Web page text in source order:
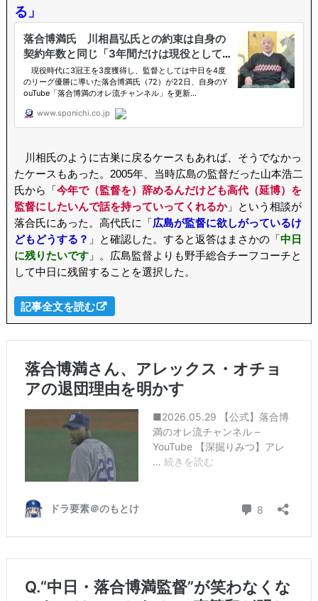
る」
川相氏のように古巣に戻るケースもあれば、そうでなかっ
たケースもあった。2005年、当時広島の監督だった山本浩二
氏から「今年で（監督を）辞めるんだけども高代（延博）を
監督にしたいんで話を持っていってくれるか」という相談が
落合氏にあった。高代氏に「広島が監督に欲しがっているけ
どもどうする？ 」と確認した。すると返答はまさかの「中日
に残りたいです」。広島監督よりも野手総合チーフコーチと
して中日に残留することを選択した。
記事全文を読む